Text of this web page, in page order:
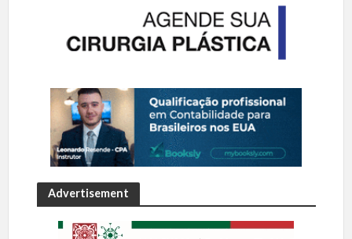
Advertisement